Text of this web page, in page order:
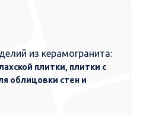
из керамогранита:
плитки, плитки с
облицовки стен и